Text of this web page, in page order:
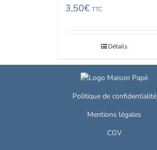
3,50€ TTC
Détails
Politique de confidentialité
Mentions légales
CGV